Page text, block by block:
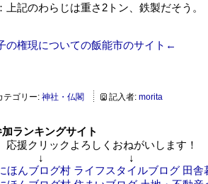
上記のわらじは重さ2トン、鉄製だそう。
の権現についての飯能市のサイト←
テゴリー: 神社・仏閣 記入者: morita
ランキングサイト
援クリックよろしくおねがいします！
↓